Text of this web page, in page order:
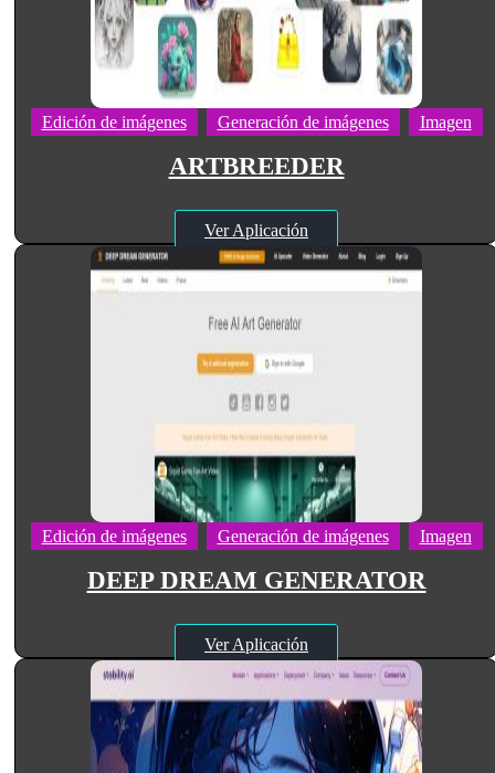
Edición de imágenes Generación de imágenes Imagen
ARTBREEDER
Ver Aplicación
Edición de imágenes Generación de imágenes Imagen
DEEP DREAM GENERATOR
Ver Aplicación